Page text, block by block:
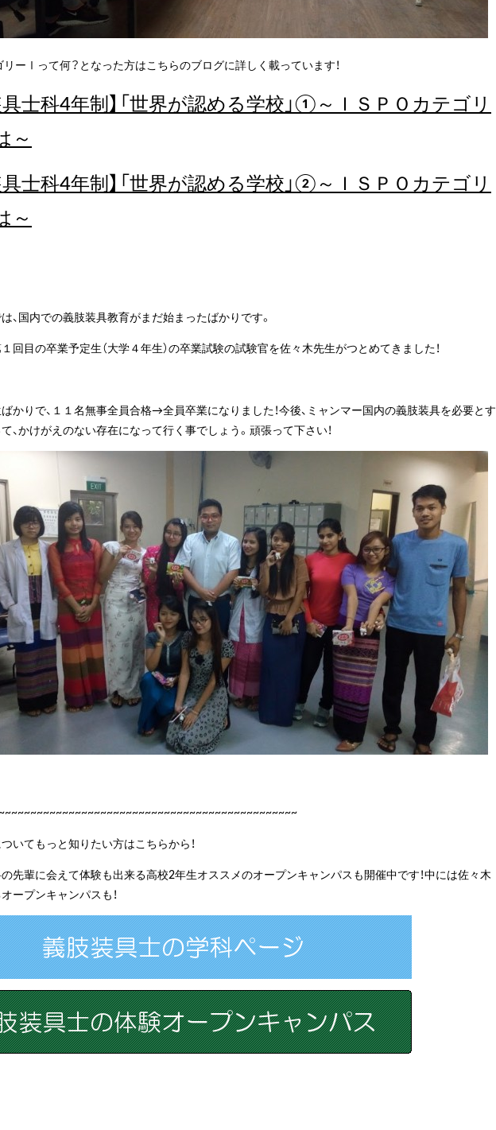
リーⅠって何？となった方はこちらのブログに詳しく載っています！
具士科4年制】「世界が認める学校」①～ＩＳＰＯカテゴリ
～
具士科4年制】「世界が認める学校」②～ＩＳＰＯカテゴリ
～
、国内での義肢装具教育がまだ始まったばかりです。
回目の卒業予定生（大学４年生）の卒業試験の試験官を佐々木先生がつとめてきました！
かりで、１１名無事全員合格→全員卒業になりました！今後、ミャンマー国内の義肢装具を必要とす
、かけがえのない存在になって行く事でしょう。頑張って下さい！
いてもっと知りたい方はこちらから！
先輩に会えて体験も出来る高校2年生オススメのオープンキャンパスも開催中です！中には佐々木
ープンキャンパスも！